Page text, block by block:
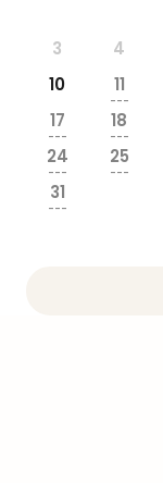
3
4
10
11
---
17
---
18
---
24
---
25
---
31
---